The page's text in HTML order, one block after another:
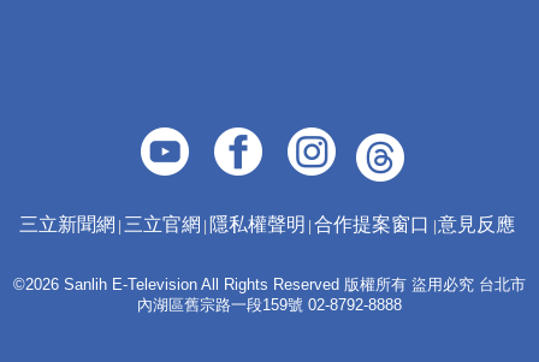
三立新聞網 三立官網 隱私權聲明 合作提案窗口 意見反應
©2026 Sanlih E-Television All Rights Reserved 版權所有 盜用必究 台北市
內湖區舊宗路一段159號 02-8792-8888